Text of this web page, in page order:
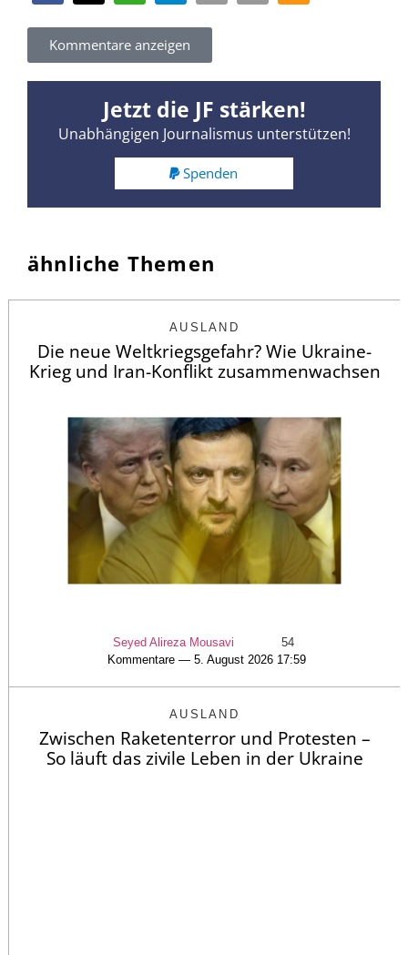
Kommentare anzeigen
Jetzt die JF stärken!
Unabhängigen Journalismus unterstützen!
Spenden
ähnliche Themen
AUSLAND
Die neue Weltkriegsgefahr? Wie Ukraine-
Krieg und Iran-Konflikt zusammenwachsen
Seyed Alireza Mousavi
54
Kommentare — 5. August 2026 17:59
AUSLAND
Zwischen Raketenterror und Protesten –
So läuft das zivile Leben in der Ukraine